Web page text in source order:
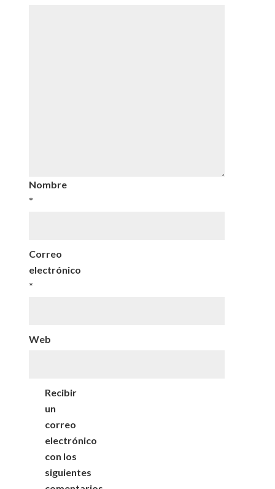
Nombre
*
Correo
electrónico
*
Web
Recibir
un
correo
electrónico
con los
siguientes